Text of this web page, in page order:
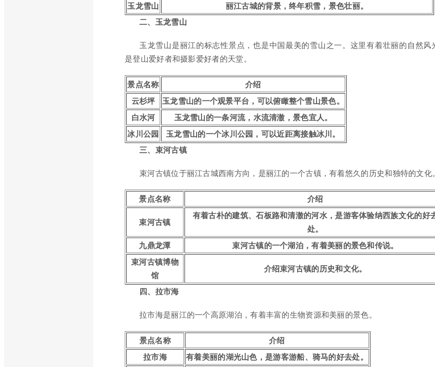
玉龙雪山
丽江古城的背景，终年积雪，景色壮丽。
二、玉龙雪山
玉龙雪山是丽江的标志性景点，也是中国最美的雪山之一。这里有着壮丽的自然风
是登山爱好者和摄影爱好者的天堂。
景点名称
介绍
云杉坪
玉龙雪山的一个观景平台，可以俯瞰整个雪山景色。
白水河
玉龙雪山的一条河流，水流清澈，景色宜人。
冰川公园
玉龙雪山的一个冰川公园，可以近距离接触冰川。
三、束河古镇
束河古镇位于丽江古城西南方向，是丽江的一个古镇，有着悠久的历史和独特的文化
景点名称 介绍
束河古镇
有着古朴的建筑、石板路和清澈的河水，是游客体验纳西族文化的好
处。
九鼎龙潭
束河古镇的一个湖泊，有着美丽的景色和传说。
束河古镇博物
馆
介绍束河古镇的历史和文化。
四、拉市海
拉市海是丽江的一个高原湖泊，有着丰富的生物资源和美丽的景色。
景点名称
介绍
拉市海
有着美丽的湖光山色，是游客游船、骑马的好去处。